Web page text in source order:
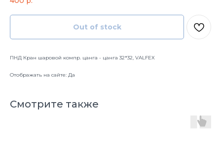
Out of stock
ПНД Кран шаровой компр. цанга - цанга 32*32, VALFEX
Отображать на сайте: Да
Смотрите также